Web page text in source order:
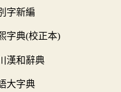
字新編
字典(校正本)
漢和辭典
大字典